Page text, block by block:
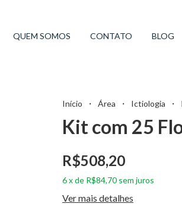
QUEM SOMOS CONTATO BLOG
Início ・ Área ・ Ictiologia ・
Kit com 25
R$508,20
6xde R$84,70 sem juros
Ver mais detalhes